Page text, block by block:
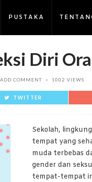
PUSTAKA
Diri
ADD COMMENT 1002 VIEWS
TWITTER
Sekolah,
tempat yang
muda terbebas
gender dan
tempat-tempat